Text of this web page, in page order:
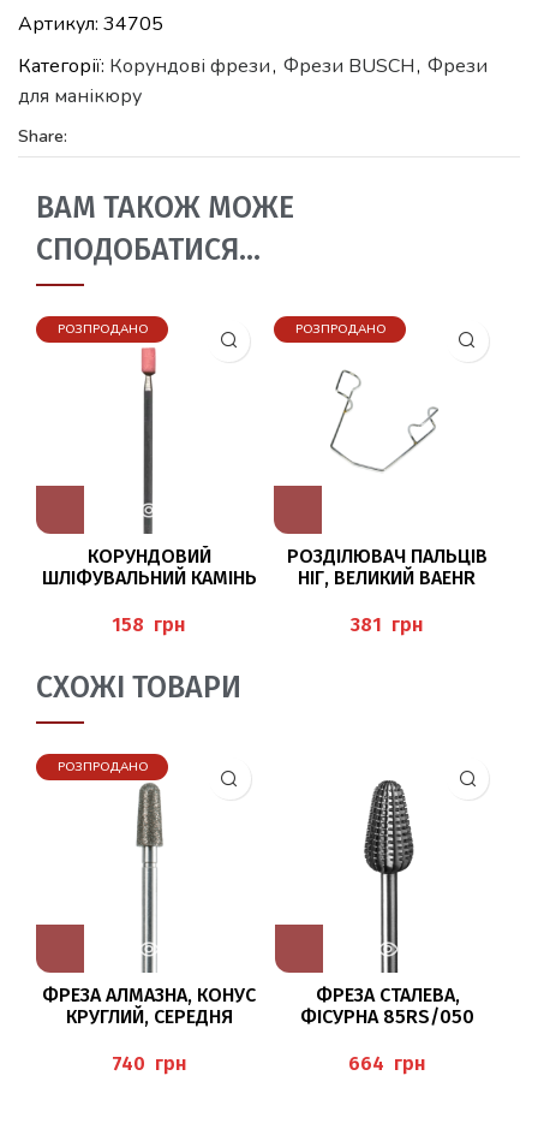
Артикул: 34705
Категорії: Корундові фрези, Фрези BUSCH, Фрези
для манікюру
Share:
ВАМ ТАКОЖ МОЖЕ
СПОДОБАТИСЯ…
РОЗПРОДАНО
КОРУНДОВИЙ
ШЛІФУВАЛЬНИЙ КАМІНЬ
грн
РОЗПРОДАНО
РОЗДІЛЮВАЧ ПАЛЬЦІВ
НІГ, ВЕЛИКИЙ BAEHR
грн
СХОЖІ ТОВАРИ
РОЗПРОДАНО
ФРЕЗА АЛМАЗНА, КОНУС
КРУГЛИЙ, СЕРЕДНЯ
BAEHR
грн
ФРЕЗА СТАЛЕВА,
ФІСУРНА 85RS/050
грн